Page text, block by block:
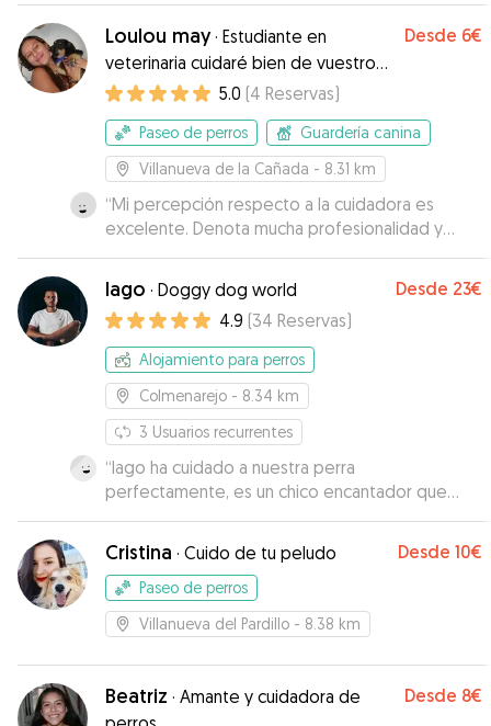
Loulou may· Estudiante en
veterinaria cuidaré bien de vuestro
compañero😊
Desde 6€
5.0 (4 Reservas)
Paseo de perros
Guardería canina
Villanueva de la Cañada - 8.31 km
“Mi percepción respecto a la cuidadora es
excelente. Denota mucha profesionalidad y
preocupación por su trabajo. Estoy muy
agradecida por sus atenciones y volvería a
confiar en ella. ”
Iago · Doggy dog world Desde 23€
4.9 (34 Reservas)
Alojamiento para perros
Colmenarejo - 8.34 km
3 Usuarios recurrentes
“Iago ha cuidado a nuestra perra
perfectamente, es un chico encantador que
solo hace que facilitar las cosas. Sin duda
repetiremos
Cristina · Cuido de tu peludo Desde 10€
Paseo de perros
Villanueva del Pardillo - 8.38 km
Beatriz · Amante y cuidadora de
Desde 8€